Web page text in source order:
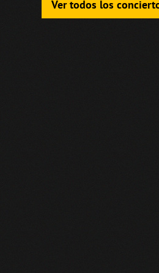
Ver todos los